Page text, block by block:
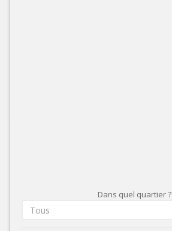
Dans quel quartier ?
Tous